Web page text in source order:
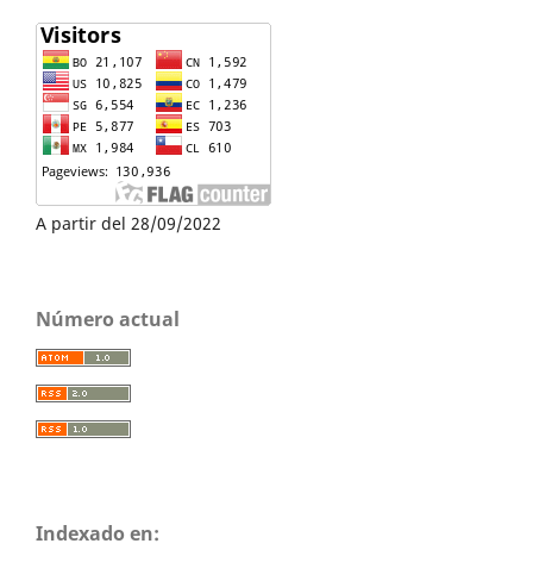
A partir del 28/09/2022
Número actual
Indexado en: